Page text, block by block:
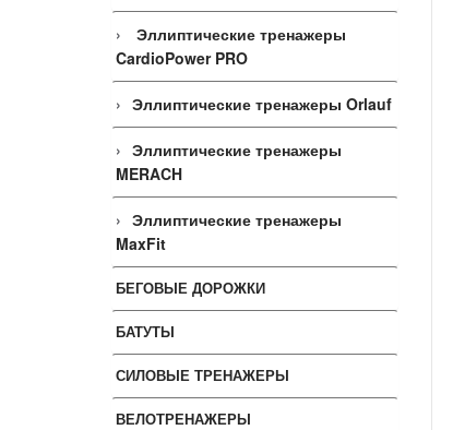
Эллиптические тренажеры
CardioPower PRO
Эллиптические тренажеры Orlauf
Эллиптические тренажеры
MERACH
Эллиптические тренажеры
MaxFit
БЕГОВЫЕ ДОРОЖКИ
БАТУТЫ
СИЛОВЫЕ ТРЕНАЖЕРЫ
ВЕЛОТРЕНАЖЕРЫ